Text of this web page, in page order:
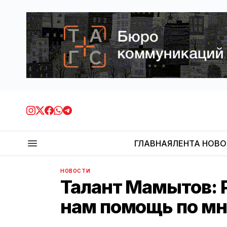
ГЛАВНАЯЛЕНТА
НОВОСТИ
Талант Мамытов:
нам помощь по